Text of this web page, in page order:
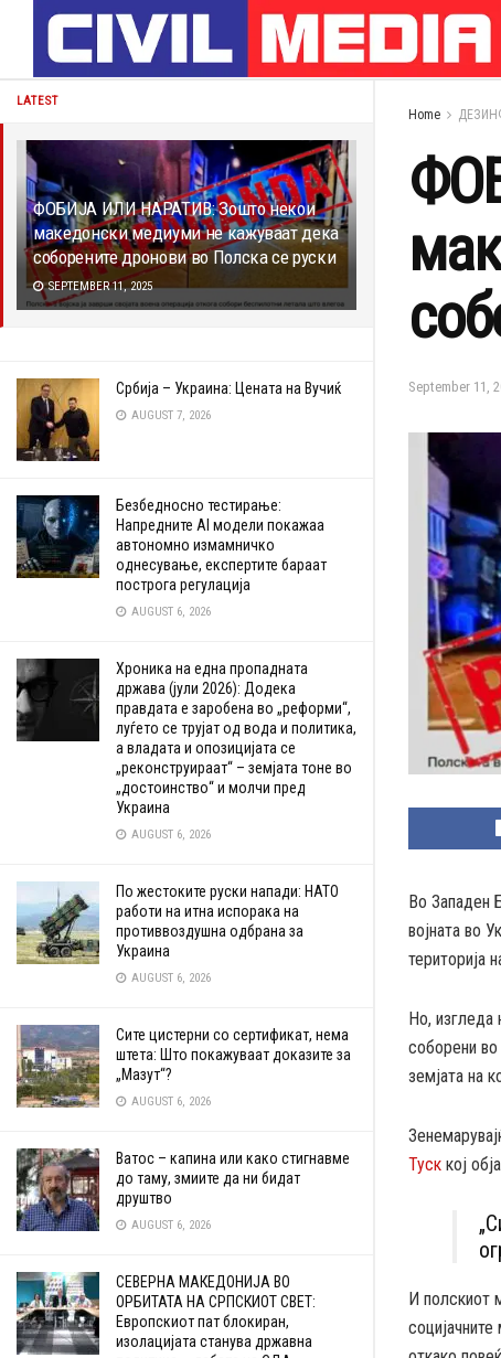
LATEST
ФОБИЈА ИЛИ НАРАТИВ: Зошто некои
македонски медиуми не кажуваат дека
соборените дронови во Полска се руски
SEPTEMBER 11, 2025
Србија – Украина: Цената на Вучиќ
AUGUST 7, 2026
Безбедносно тестирање:
Напредните AI модели покажаа
автономно измамничко
однесување, експертите бараат
построга регулација
AUGUST 6, 2026
Хроника на една пропадната
држава (јули 2026): Додека
правдата е заробена во „реформи“,
луѓето се трујат од вода и политика,
а владата и опозицијата се
„реконструираат“ – земјата тоне во
„достоинство“ и молчи пред
Украина
AUGUST 6, 2026
По жестоките руски напади: НАТО
работи на итна испорака на
противвоздушна одбрана за
Украина
AUGUST 6, 2026
Сите цистерни со сертификат, нема
штета: Што покажуваат доказите за
„Мазут“?
AUGUST 6, 2026
Ватос – капина или како стигнавме
до таму, змиите да ни бидат
друштво
AUGUST 6, 2026
СЕВЕРНА МАКЕДОНИЈА ВО
ОРБИТАТА НА СРПСКИОТ СВЕТ:
Европскиот пат блокиран,
изолацијата станува државна
Home
September 11,
Во Западен
војната во
територија
Но, изгледа
соборени во
земјата на
Туск кој
И полскиот